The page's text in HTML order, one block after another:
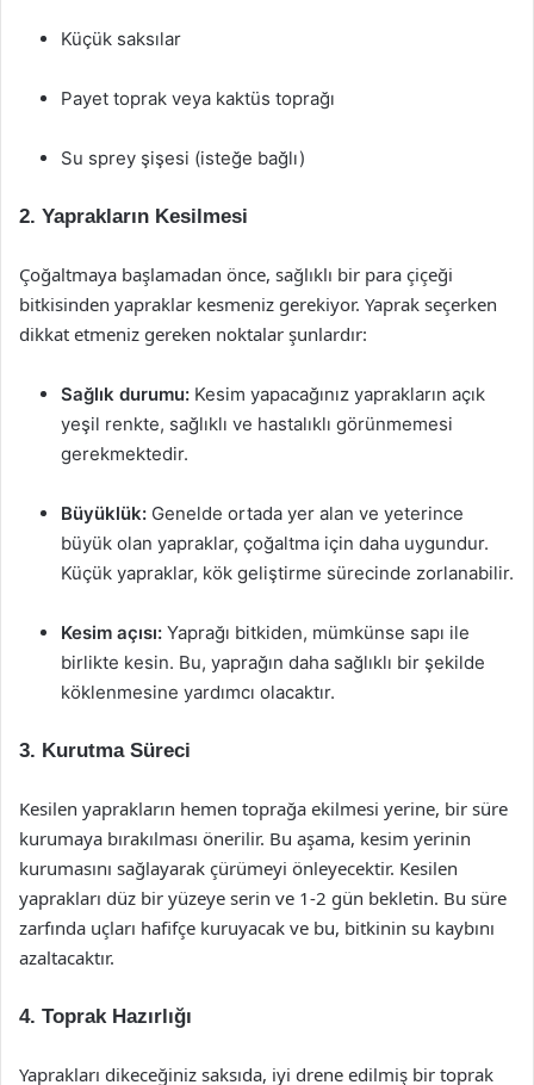
Küçük saksılar
Payet toprak veya kaktüs toprağı
Su sprey şişesi (isteğe bağlı)
2. Yaprakların Kesilmesi
Çoğaltmaya başlamadan önce, sağlıklı bir para çiçeği
bitkisinden yapraklar kesmeniz gerekiyor. Yaprak seçerken
dikkat etmeniz gereken noktalar şunlardır:
Sağlık durumu: Kesim yapacağınız yaprakların açık
yeşil renkte, sağlıklı ve hastalıklı görünmemesi
gerekmektedir.
Büyüklük: Genelde ortada yer alan ve yeterince
büyük olan yapraklar, çoğaltma için daha uygundur.
Küçük yapraklar, kök geliştirme sürecinde zorlanabilir.
Kesim açısı: Yaprağı bitkiden, mümkünse sapı ile
birlikte kesin. Bu, yaprağın daha sağlıklı bir şekilde
köklenmesine yardımcı olacaktır.
3. Kurutma Süreci
Kesilen yaprakların hemen toprağa ekilmesi yerine, bir süre
kurumaya bırakılması önerilir. Bu aşama, kesim yerinin
kurumasını sağlayarak çürümeyi önleyecektir. Kesilen
yaprakları düz bir yüzeye serin ve 1-2 gün bekletin. Bu süre
zarfında uçları hafifçe kuruyacak ve bu, bitkinin su kaybını
azaltacaktır.
4. Toprak Hazırlığı
Yaprakları dikeceğiniz saksıda, iyi drene edilmiş bir toprak